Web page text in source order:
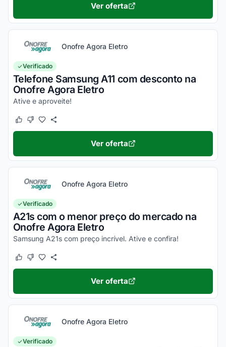
Ver oferta
Onofre Agora Eletro
Verificado
Telefone Samsung A11 com desconto na
Onofre Agora Eletro
Ative e aproveite!
Este cupom funcionou
Este cupom não funcionou
Ver oferta
Onofre Agora Eletro
Verificado
A21s com o menor preço do mercado na
Onofre Agora Eletro
Samsung A21s com preço incrível. Ative e confira!
Este cupom funcionou
Este cupom não funcionou
Ver oferta
Onofre Agora Eletro
Verificado